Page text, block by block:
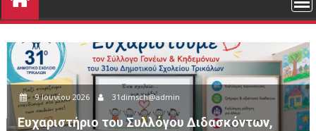
8 Ιουνίου 2026 31dimsch@admin